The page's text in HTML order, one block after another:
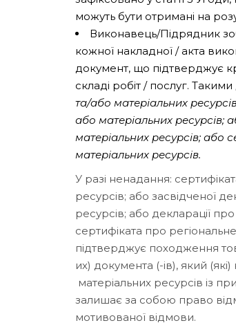
можуть бути отримані на
Виконавець/Підрядник
кожної накладної / акта
документ, що підтверджує
складі робіт / послуг.
та/або матеріальних
або матеріальних ресурсів;
матеріальних ресурсів; або
матеріальних ресурсів.
У разі ненадання:
ресурсів; або засвідченої
ресурсів; або декларації
сертифіката про
підтверджує походження
их) документа (-ів), який
матеріальних ресурсів із
залишає за собою право
мотивованої відмови.